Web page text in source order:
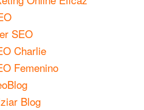
SEO
Charlie
Femenino
Blog